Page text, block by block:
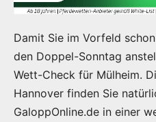
Damit Sie im Vorfeld
den Doppel-Sonntag
Wett-Check für Mülheim.
Hannover finden Sie
GaloppOnline.de in einer